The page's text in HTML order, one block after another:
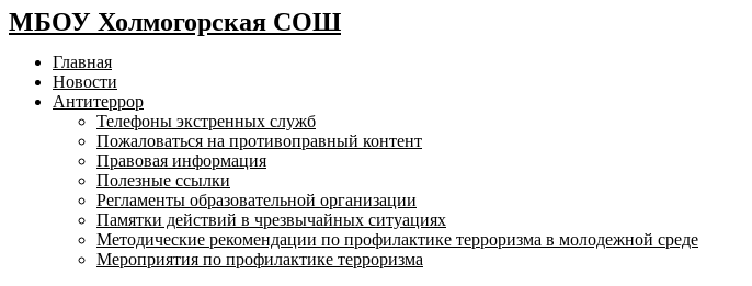
МБОУ Холмогорская СОШ
Главная
Новости
Антитеррор
Телефоны экстренных служб
Пожаловаться на противоправный контент
Правовая информация
Полезные ссылки
Регламенты образовательной организации
Памятки действий в чрезвычайных ситуациях
Методические рекомендации по профилактике терроризма в молодежной среде
Мероприятия по профилактике терроризма